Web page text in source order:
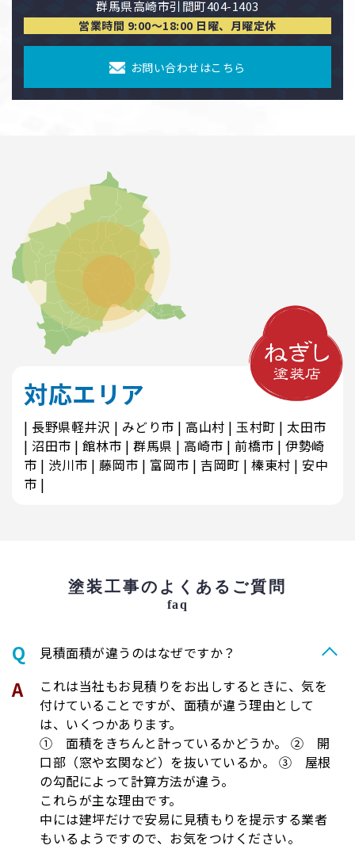
群馬県高崎市引間町404-1403
営業時間 9:00〜18:00 日曜、月曜定休
お問い合わせはこちら
対応エリア
長野県軽井沢 みどり市 高山村 玉村町
太田市
沼田市
館林市 群馬県 高崎市 前橋市
伊勢崎
市
渋川市 藤岡市 富岡市 吉岡町 榛東村
安中
市
塗装工事のよくあるご質問
faq
⾒積⾯積が違うのはなぜですか？
これは当社もお見積りをお出しするときに、気を
付けていることですが、面積が違う理由として
は、いくつかあります。
① 面積をきちんと計っているかどうか。 ② 開
口部（窓や玄関など）を抜いているか。 ③ 屋根
の勾配によって計算方法が違う。
これらが主な理由です。
中には建坪だけで安易に見積もりを提示する業者
もいるようですので、お気をつけください。